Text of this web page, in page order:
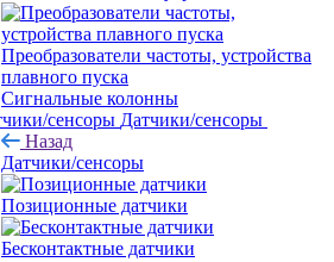
Преобразователи частоты, устройства
плавного пуска
Сигнальные колонны
Датчики/сенсоры
Назад
Датчики/сенсоры
Позиционные датчики
Бесконтактные датчики